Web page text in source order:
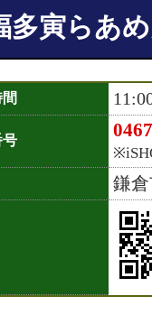
多寅らあ
号
鎌